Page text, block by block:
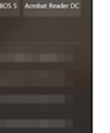
하지만 기본 폰
존 방법이 이제
이 아닌 레지스
니다. 이 방법